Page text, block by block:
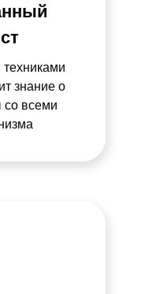
знание о
со всеми